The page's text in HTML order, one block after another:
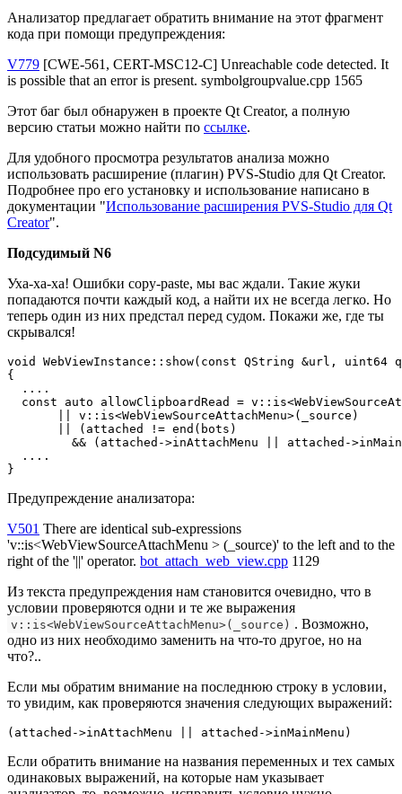
Анализатор предлагает обратить внимание на этот фрагмент
кода при помощи предупреждения:
V779 [CWE-561, CERT-MSC12-C] Unreachable code detected. It
is possible that an error is present. symbolgroupvalue.cpp 1565
Этот баг был обнаружен в проекте Qt Creator, а полную
версию статьи можно найти по ссылке.
Для удобного просмотра результатов анализа можно
использовать расширение (плагин) PVS-Studio для Qt Creator.
Подробнее про его установку и использование написано в
документации "Использование расширения PVS-Studio для Qt
Creator".
Подсудимый N6
Уха-ха-ха! Ошибки copy-paste, мы вас ждали. Такие жуки
попадаются почти каждый код, а найти их не всегда легко. Но
теперь один из них предстал перед судом. Покажи же, где ты
скрывался!
void WebViewInstance::show(const QString &url, uint64
{
  ....
const auto allowClipboardRead =
|| v::is<WebViewSourceAttachMenu>(_source)
|| (attached != end(bots)
&& (attached->inAttachMenu || attached-
....
}
Предупреждение анализатора:
V501 There are identical sub-expressions
'v::is<WebViewSourceAttachMenu > (_source)' to the left and to the
right of the '||' operator. bot_attach_web_view.cpp 1129
Из текста предупреждения нам становится очевидно, что в
условии проверяются одни и те же выражения
v::is<WebViewSourceAttachMenu>(_source) . Возможно,
одно из них необходимо заменить на что-то другое, но на
что?..
Если мы обратим внимание на последнюю строку в условии,
то увидим, как проверяются значения следующих выражений:
(attached->inAttachMenu || attached->inMainMenu)
Если обратить внимание на названия переменных и тех самых
одинаковых выражений, на которые нам указывает